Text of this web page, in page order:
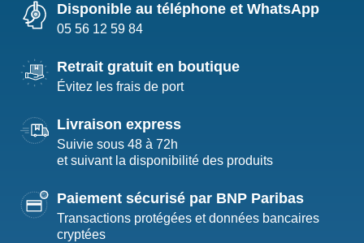
Disponible au téléphone et WhatsApp
05 56 12 59 84
Retrait gratuit en boutique
Évitez les frais de port
Livraison express
Suivie sous 48 à 72h
et suivant la disponibilité des produits
Paiement sécurisé par BNP Paribas
Transactions protégées et données bancaires
cryptées